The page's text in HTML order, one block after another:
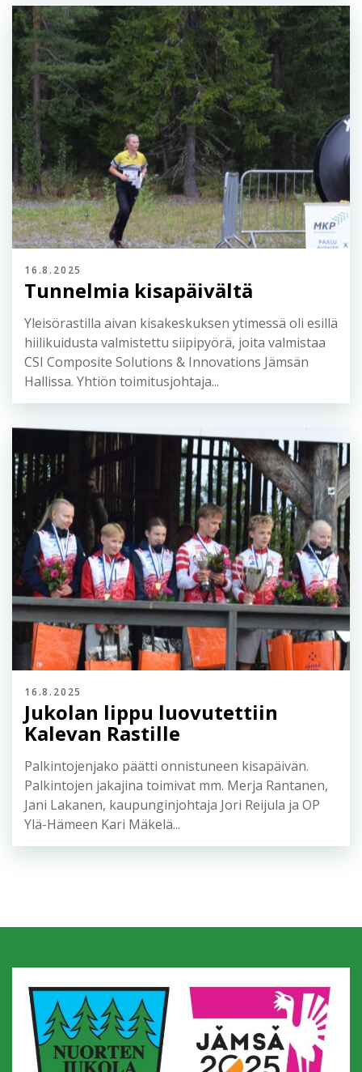
Jämsän kaupunkia sekä erityisesti kilpailijoita!...
16.8.2025
Tunnelmia kisapäivältä
Yleisörastilla aivan kisakeskuksen ytimessä oli esillä
hiilikuidusta valmistettu siipipyörä, joita valmistaa
Hallissa. Yhtiön toimitusjohtaja...
16.8.2025
Jukolan lippu luovutettiin
Kalevan Rastille
Palkintojenjako päätti onnistuneen kisapäivän.